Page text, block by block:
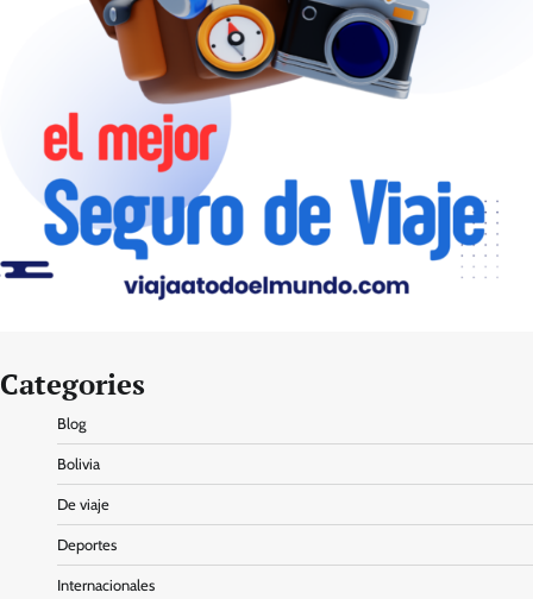
Categories
Blog
Bolivia
De viaje
Deportes
Internacionales